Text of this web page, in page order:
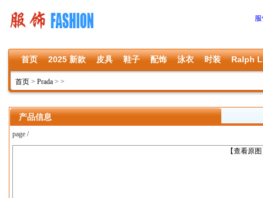
首页 2025 新款 皮具 鞋子 配饰 泳衣 时装 Ralph
首页 > Prada > >
产品信息
page /
【查看原
上一张